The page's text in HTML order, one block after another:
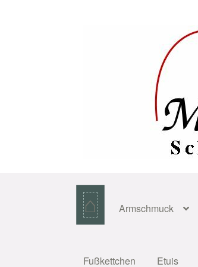
⌂ Armschmuck
Fußkettchen Etuis